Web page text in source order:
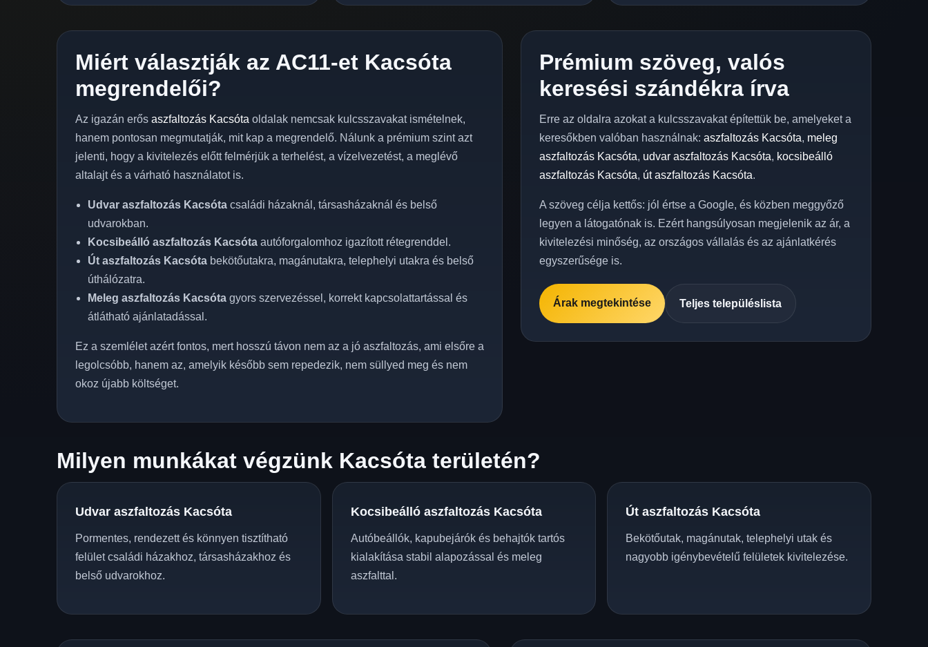
Miért választják az AC11-et Kacsóta
megrendelői?
Az igazán erős aszfaltozás Kacsóta oldalak nemcsak kulcsszavakat ismételnek,
hanem pontosan megmutatják, mit kap a megrendelő. Nálunk a prémium szint azt
jelenti, hogy a kivitelezés előtt felmérjük a terhelést, a vízelvezetést, a meglévő
altalajt és a várható használatot is.
Udvar aszfaltozás Kacsóta családi házaknál, társasházaknál és belső
udvarokban.
Kocsibeálló aszfaltozás Kacsóta autóforgalomhoz igazított rétegrenddel.
Út aszfaltozás Kacsóta bekötőutakra, magánutakra, telephelyi utakra és belső
úthálózatra.
Meleg aszfaltozás Kacsóta gyors szervezéssel, korrekt kapcsolattartással és
átlátható ajánlatadással.
Ez a szemlélet azért fontos, mert hosszú távon nem az a jó aszfaltozás, ami elsőre a
legolcsóbb, hanem az, amelyik később sem repedezik, nem süllyed meg és nem
okoz újabb költséget.
Prémium szöveg, valós
keresési szándékra írva
Erre az oldalra azokat a kulcsszavakat építettük be, amelyeket a
keresőkben valóban használnak:aszfaltozás Kacsóta, meleg
aszfaltozás Kacsóta, udvar aszfaltozás Kacsóta, kocsibeálló
aszfaltozás Kacsóta, út aszfaltozás Kacsóta.
A szöveg célja kettős: jól értse a Google, és közben meggyőző
legyen a látogatónak is. Ezért hangsúlyosan megjelenik az ár, a
kivitelezési minőség, az országos vállalás és az ajánlatkérés
egyszerűsége is.
Árak megtekintése Teljes településlista
Milyen munkákat végzünk Kacsóta területén?
Udvar aszfaltozás Kacsóta
Pormentes, rendezett és könnyen tisztítható
felület családi házakhoz, társasházakhoz és
belső udvarokhoz.
Kocsibeálló aszfaltozás Kacsóta
Autóbeállók, kapubejárók és behajtók tartós
kialakítása stabil alapozással és meleg
aszfalttal.
Út aszfaltozás Kacsóta
Bekötőutak, magánutak, telephelyi utak és
nagyobb igénybevételű felületek kivitelezése.